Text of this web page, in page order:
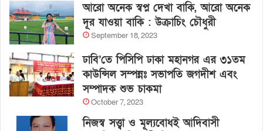
আরো অনেক স্বপ্ন দেখা বাকি, আরো অনেক
দূর যাওয়া বাকি : উক্রাচিং চৌধুরী
September 18, 2023
ঢাবি’তে পিসিপি ঢাকা মহানগর এর ৩১তম
কাউন্সিল সম্পন্নঃ সভাপতি জগদীশ এবং
সম্পাদক শুভ চাকমা
October 7, 2023
নিজস্ব সত্ত্বা ও মূল্যবোধই আদিবাসী